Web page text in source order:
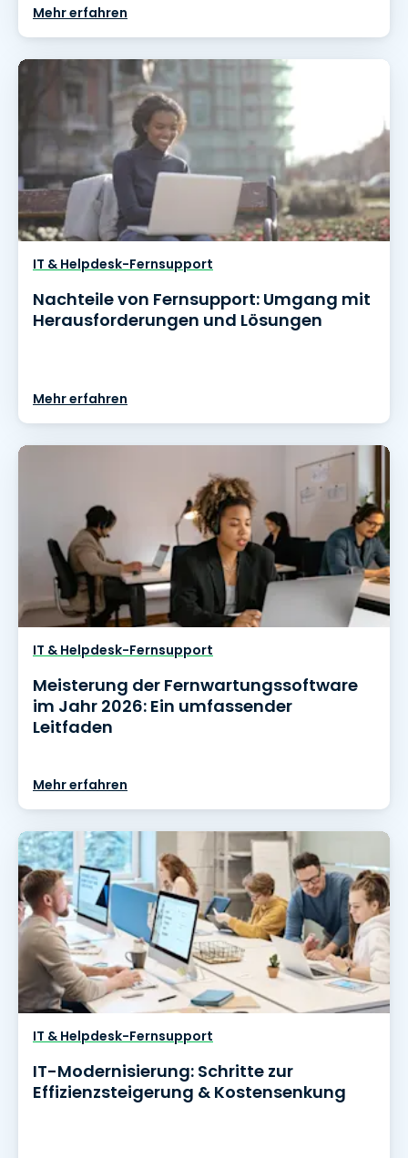
Mehr erfahren
IT & Helpdesk-Fernsupport
Nachteile von Fernsupport: Umgang mit
Herausforderungen und Lösungen
Mehr erfahren
IT & Helpdesk-Fernsupport
Meisterung der Fernwartungssoftware
im Jahr 2026: Ein umfassender
Leitfaden
Mehr erfahren
IT & Helpdesk-Fernsupport
IT-Modernisierung: Schritte zur
Effizienzsteigerung & Kostensenkung